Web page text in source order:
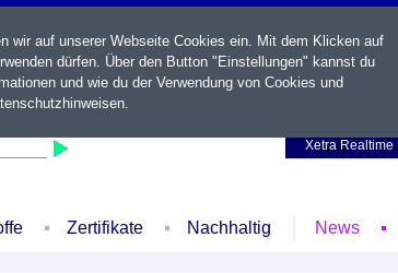
Xetra Realtime
Zertifikate Nachhaltig News
wir auf unserer Webseite Cookies ein. Mit dem Klicken auf
dürfen. Über den Button "Einstellungen" kannst du
und wie du der Verwendung von Cookies und
.